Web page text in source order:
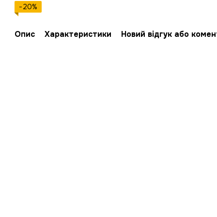
−20%
Опис Характеристики Новий відгук або